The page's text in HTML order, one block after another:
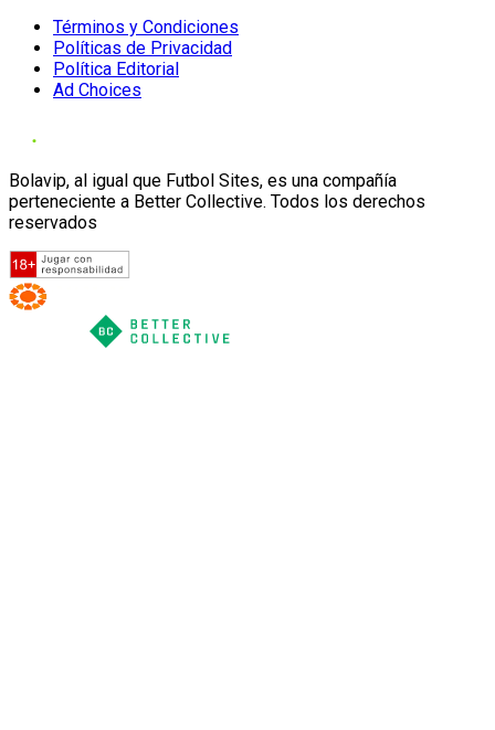
Términos y Condiciones
Políticas de Privacidad
Política Editorial
Ad Choices
Bolavip, al igual que Futbol Sites, es una compañía
perteneciente a Better Collective. Todos los derechos
reservados